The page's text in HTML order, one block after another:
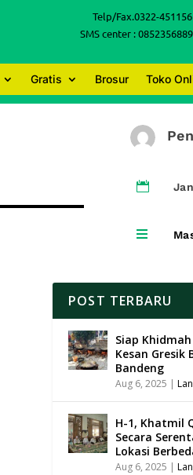
Telp/Fax.0322-451156
SMS center :
Gratis Brosur Toko


POST TERBARU
Siap
Kesan Gresik
Bandeng
Aug 6, 2025 |
H-1, Khatmil
Secara
Lokasi
Aug 6, 2025 |